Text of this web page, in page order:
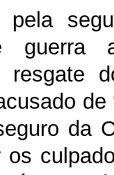
pela
guerra
resgate
da
os